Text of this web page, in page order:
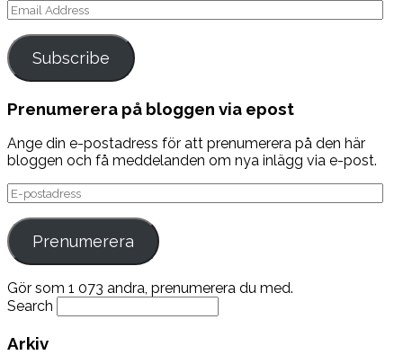
Email
Address
Subscribe
Prenumerera på bloggen via epost
Ange din e-postadress för att prenumerera på den här
bloggen och få meddelanden om nya inlägg via e-post.
E-
postadress
Prenumerera
Gör som 1 073 andra, prenumerera du med.
Search
Arkiv